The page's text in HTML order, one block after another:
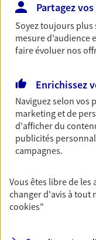
Préparez
votre vie avec
notre solution
spécialement
Santé
Couvrez vos
votre famille
vous ressemble.
Pour un avenir
contrat
d'accident ou de
Partagez
Soyez toujours
mesure d’audience
faire évoluer nos
Enrichissez
Naviguez selon vos
marketing et de
d'afficher du
publicités
campagnes.
Vous êtes libre de les
changer d'avis à tout
cookies"